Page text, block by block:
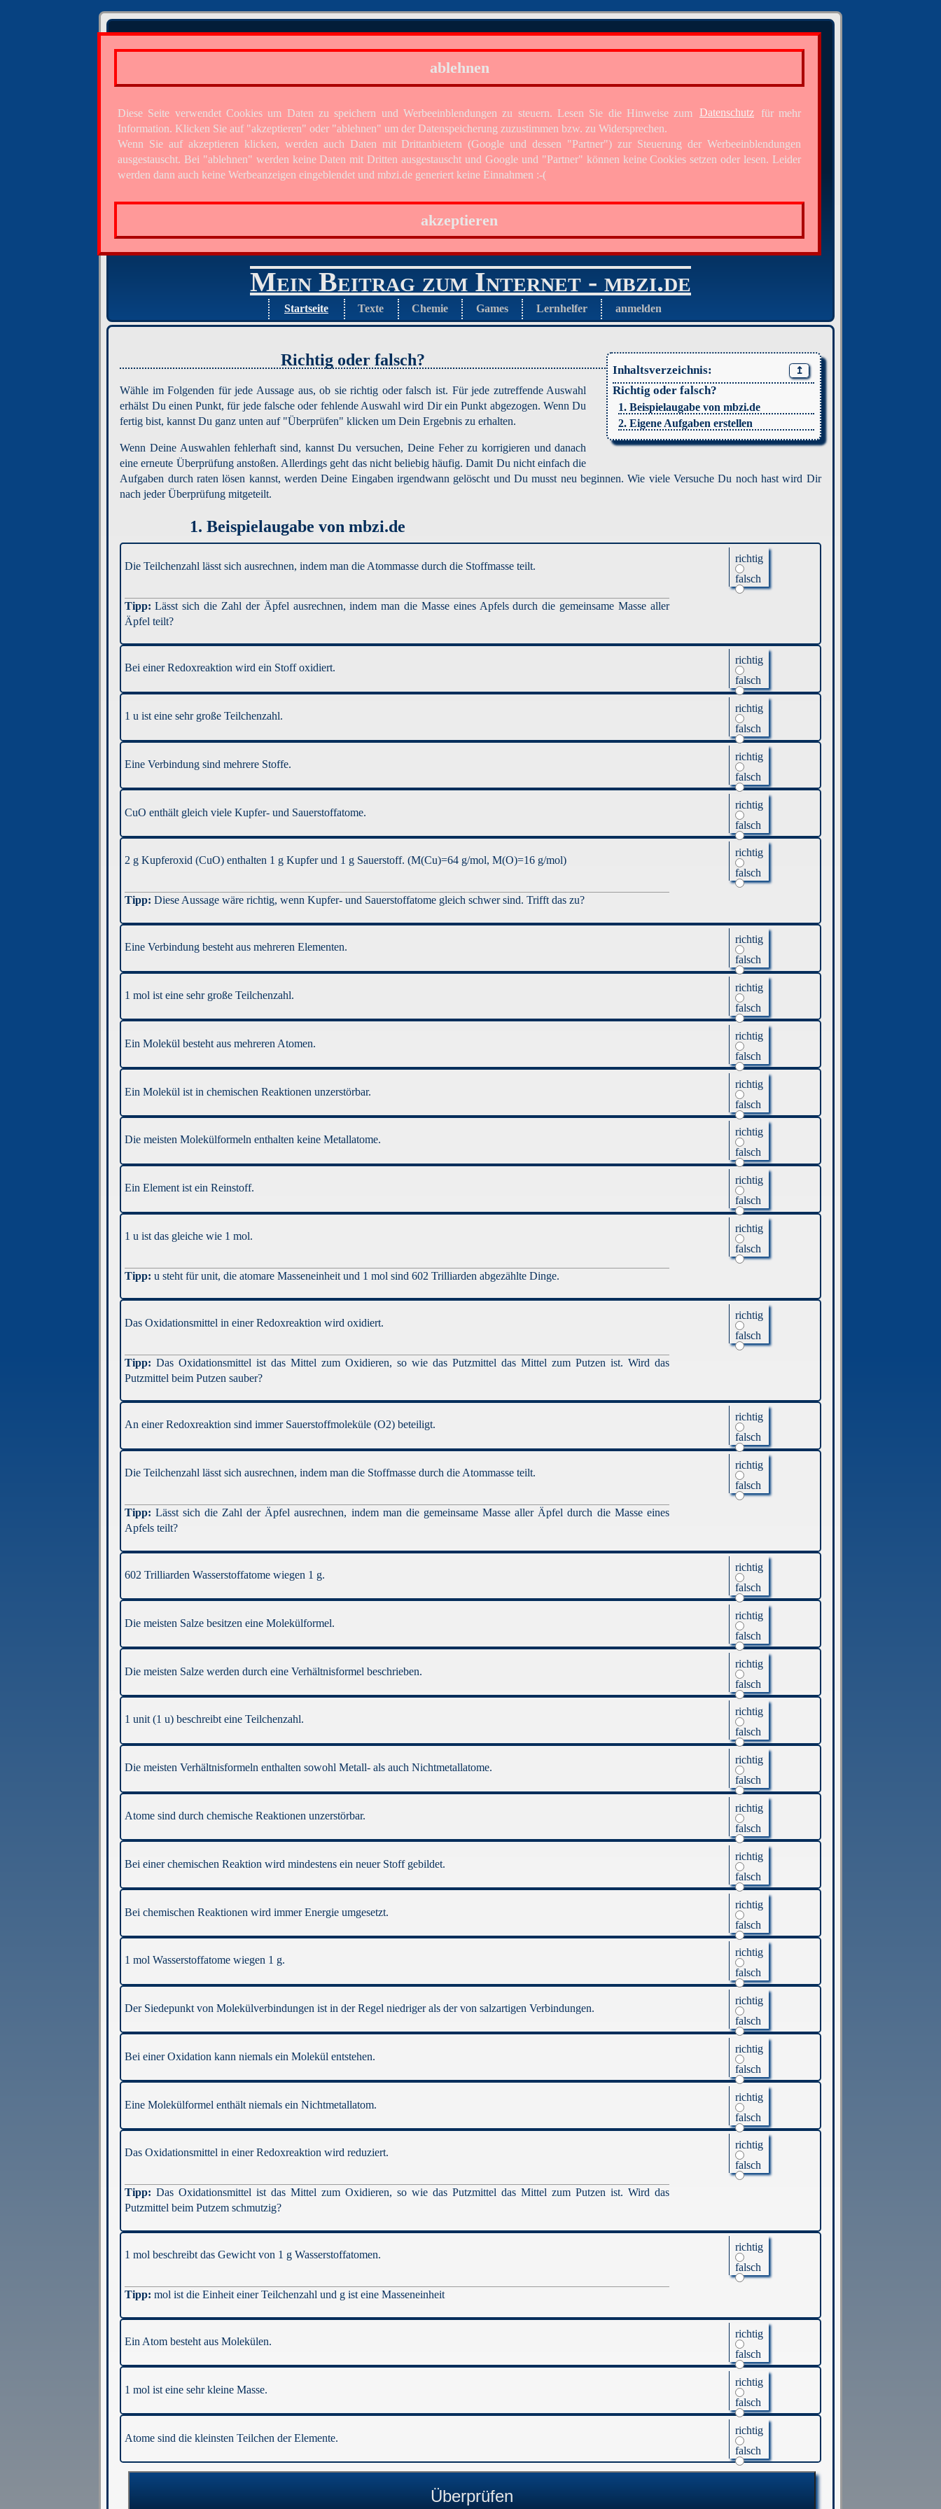
ablehnen
Diese Seite verwendet Cookies um Daten zu speichern und Werbeeinblendungen zu steuern. Lesen Sie die Hinweise zum Datenschutz
für mehr
Information. Klicken Sie auf "akzeptieren" oder "ablehnen" um der Datenspeicherung zuzustimmen bzw. zu Widersprechen.
Wenn Sie auf akzeptieren klicken, werden auch Daten mit Drittanbietern (Google und dessen "Partner") zur Steuerung der Werbeeinblendungen
ausgestauscht. Bei "ablehnen" werden keine Daten mit Dritten ausgestauscht und Google und "Partner" können keine Cookies setzen oder lesen. Leider
werden dann auch keine Werbeanzeigen eingeblendet und mbzi.de generiert keine Einnahmen :-(
akzeptieren
Mein Beitrag zum Internet - mbzi.de
Startseite Texte Chemie Games Lernhelfer anmelden
↥
Inhaltsverzeichnis:
Richtig oder falsch?
1. Beispielaugabe von mbzi.de
2. Eigene Aufgaben erstellen
Richtig oder falsch?
Wähle im Folgenden für jede Aussage aus, ob sie richtig oder falsch ist. Für jede zutreffende Auswahl
erhälst Du einen Punkt, für jede falsche oder fehlende Auswahl wird Dir ein Punkt abgezogen. Wenn Du
fertig bist, kannst Du ganz unten auf "Überprüfen" klicken um Dein Ergebnis zu erhalten.
Wenn Deine Auswahlen fehlerhaft sind, kannst Du versuchen, Deine Feher zu korrigieren und danach
eine erneute Überprüfung anstoßen. Allerdings geht das nicht beliebig häufig. Damit Du nicht einfach die
Aufgaben durch raten lösen kannst, werden Deine Eingaben irgendwann gelöscht und Du musst neu beginnen. Wie viele Versuche Du noch hast wird Dir
nach jeder Überprüfung mitgeteilt.
1. Beispielaugabe von mbzi.de
Die Teilchenzahl lässt sich ausrechnen, indem man die Atommasse durch die Stoffmasse teilt.
richtig
falsch
Lässt sich die Zahl der Äpfel ausrechnen, indem man die Masse eines Apfels durch die gemeinsame Masse aller
Äpfel teilt?
Bei einer Redoxreaktion wird ein Stoff oxidiert.
richtig
falsch
1 u ist eine sehr große Teilchenzahl.
richtig
falsch
Eine Verbindung sind mehrere Stoffe.
richtig
falsch
CuO enthält gleich viele Kupfer- und Sauerstoffatome.
richtig
falsch
2 g Kupferoxid (CuO) enthalten 1 g Kupfer und 1 g Sauerstoff. (M(Cu)=64 g/mol, M(O)=16 g/mol)
richtig
falsch
Diese Aussage wäre richtig, wenn Kupfer- und Sauerstoffatome gleich schwer sind. Trifft das zu?
Eine Verbindung besteht aus mehreren Elementen.
richtig
falsch
1 mol ist eine sehr große Teilchenzahl.
richtig
falsch
Ein Molekül besteht aus mehreren Atomen.
richtig
falsch
Ein Molekül ist in chemischen Reaktionen unzerstörbar.
richtig
falsch
Die meisten Molekülformeln enthalten keine Metallatome.
richtig
falsch
Ein Element ist ein Reinstoff.
richtig
falsch
1 u ist das gleiche wie 1 mol.
richtig
falsch
u steht für unit, die atomare Masseneinheit und 1 mol sind 602 Trilliarden abgezählte Dinge.
Das Oxidationsmittel in einer Redoxreaktion wird oxidiert.
richtig
falsch
Das Oxidationsmittel ist das Mittel zum Oxidieren, so wie das Putzmittel das Mittel zum Putzen ist. Wird das
Putzmittel beim Putzen sauber?
An einer Redoxreaktion sind immer Sauerstoffmoleküle (O2) beteiligt.
richtig
falsch
Die Teilchenzahl lässt sich ausrechnen, indem man die Stoffmasse durch die Atommasse teilt.
richtig
falsch
Lässt sich die Zahl der Äpfel ausrechnen, indem man die gemeinsame Masse aller Äpfel durch die Masse eines
Apfels teilt?
602 Trilliarden Wasserstoffatome wiegen 1 g.
richtig
falsch
Die meisten Salze besitzen eine Molekülformel.
richtig
falsch
Die meisten Salze werden durch eine Verhältnisformel beschrieben.
richtig
falsch
1 unit (1 u) beschreibt eine Teilchenzahl.
richtig
falsch
Die meisten Verhältnisformeln enthalten sowohl Metall- als auch Nichtmetallatome.
richtig
falsch
Atome sind durch chemische Reaktionen unzerstörbar.
richtig
falsch
Bei einer chemischen Reaktion wird mindestens ein neuer Stoff gebildet.
richtig
falsch
Bei chemischen Reaktionen wird immer Energie umgesetzt.
richtig
falsch
1 mol Wasserstoffatome wiegen 1 g.
richtig
falsch
Der Siedepunkt von Molekülverbindungen ist in der Regel niedriger als der von salzartigen Verbindungen.
richtig
falsch
Bei einer Oxidation kann niemals ein Molekül entstehen.
richtig
falsch
Eine Molekülformel enthält niemals ein Nichtmetallatom.
richtig
falsch
Das Oxidationsmittel in einer Redoxreaktion wird reduziert.
richtig
falsch
Das Oxidationsmittel ist das Mittel zum Oxidieren, so wie das Putzmittel das Mittel zum Putzen ist. Wird das
Putzmittel beim Putzem schmutzig?
1 mol beschreibt das Gewicht von 1 g Wasserstoffatomen.
richtig
falsch
mol ist die Einheit einer Teilchenzahl und g ist eine Masseneinheit
Ein Atom besteht aus Molekülen.
richtig
falsch
1 mol ist eine sehr kleine Masse.
richtig
falsch
Atome sind die kleinsten Teilchen der Elemente.
richtig
falsch